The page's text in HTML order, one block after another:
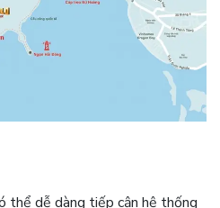
thể dễ dàng tiếp cận hệ thống